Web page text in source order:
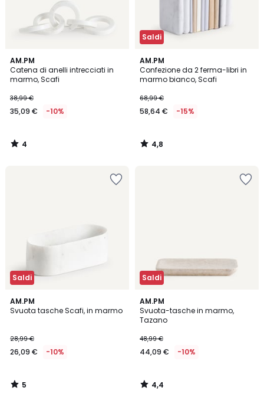
AM.PM
Catena di anelli intrecciati in
marmo, Scafi
38,99 €
35,09 € -10%
4
/
5
4
/
Saldi
AM.PM
Confezione da 2 ferma-libri in
marmo bianco, Scafi
68,99 €
58,64 € -15%
4,8
/ 5
4,8
/
Saldi
AM.PM
Svuota tasche Scafi, in marmo
28,99 €
26,09 € -10%
5
/
5
/
Saldi
AM.PM
Svuota-tasche in marmo,
Tazano
48,99 €
44,09 € -10%
4,4
/ 5
4,4
/